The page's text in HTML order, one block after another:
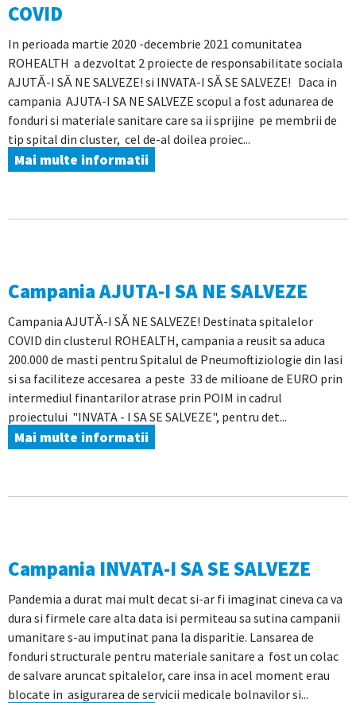
COVID
In perioada martie 2020 -decembrie 2021 comunitatea
ROHEALTH a dezvoltat 2 proiecte de responsabilitate sociala
AJUTĂ-I SĂ NE SALVEZE! si INVATA-I SĂ SE SALVEZE! Daca in
campania AJUTA-I SA NE SALVEZE scopul a fost adunarea de
fonduri si materiale sanitare care sa ii sprijine pe membrii de
tip spital din cluster, cel de-al doilea proiec...
Mai multe informatii
Campania AJUTA-I SA NE SALVEZE
Campania AJUTĂ-I SĂ NE SALVEZE! Destinata spitalelor
COVID din clusterul ROHEALTH, campania a reusit sa aduca
200.000 de masti pentru Spitalul de Pneumoftiziologie din Iasi
si sa faciliteze accesarea a peste 33 de milioane de EURO prin
intermediul finantarilor atrase prin POIM in cadrul
proiectului "INVATA - I SA SE SALVEZE", pentru det...
Mai multe informatii
Campania INVATA-I SA SE SALVEZE
Pandemia a durat mai mult decat si-ar fi imaginat cineva ca va
dura si firmele care alta data isi permiteau sa sutina campanii
umanitare s-au imputinat pana la disparitie. Lansarea de
fonduri structurale pentru materiale sanitare a fost un colac
de salvare aruncat spitalelor, care insa in acel moment erau
blocate in asigurarea de servicii medicale bolnavilor si...